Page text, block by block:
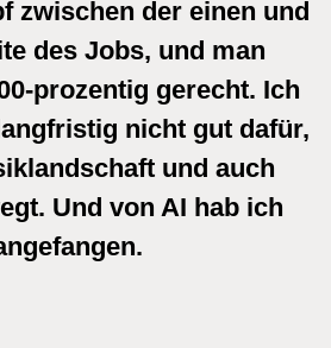
zwischen der einen und
des Jobs, und man
prozentig gerecht. Ich
nicht gut dafür,
und auch
Und von AI hab ich